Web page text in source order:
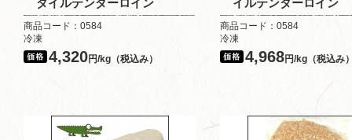
ダイルテンダーロイン
商品コード：0584
冷凍
4,320円/kg（税込み）
イルテンダーロイン
商品コード：0584
冷凍
4,968円/kg（税込み